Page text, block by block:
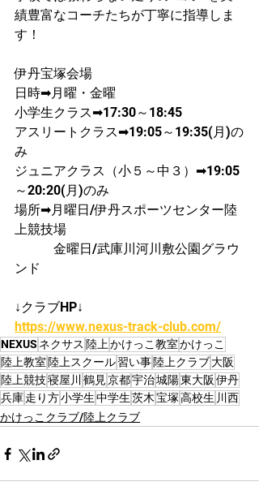
績豊富なコーチたちが丁寧に指導しま
す！
伊丹宝塚会場
日時➡月曜・金曜
​小学生クラス➡17:30～18:45
アスリートクラス➡19:05～19:35(月)の
み
ジュニアクラス（小５～中３）➡19:05
～20:20(月)のみ
場所➡月曜日/伊丹スポーツセンター陸
上競技場
金曜日/武庫川河川敷公園グラウ
ンド
↓クラブHP↓
https://www.nexus-track-club.com/
NEXUS ネクサス 陸上かけっこ教室かけっこ
陸上教室 陸上スクール習い事陸上クラブ大阪
陸上競技寝屋川 鶴見京都宇治城陽東大阪 伊丹
兵庫走り方小学生中学生茨木宝塚高校生 川西
かけっこクラブ/陸上クラブ